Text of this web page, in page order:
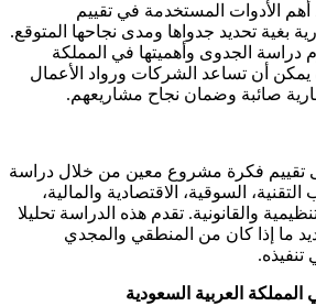
الأدوات المستخدمة في تقييم
بغية تحديد جدواها ومدى نجاحها المتوقع.
دراسة الجدوى وأهميتها في المملكة
يمكن أن تساعد الشركات ورواد الأعمال
صائبة وضمان نجاح مشاريعهم.
تقييم فكرة مشروع معين من خلال دراسة
السوقية، الاقتصادية والمالية،
والقانونية. تقدم هذه الدراسة تحليلا
ما إذا كان من المنطقي والمجدي
العربية السعودية